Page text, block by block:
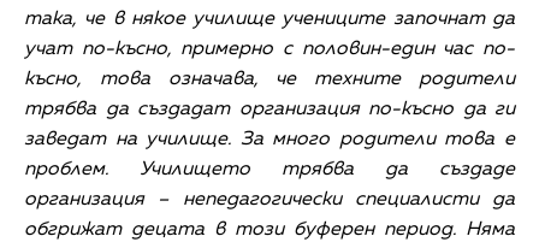
така, че в някое училище учениците започнат да
учат по-късно, примерно с половин-един час по-
късно, това означава, че техните родители
трябва да създадат организация по-късно да ги
заведат на училище. За много родители това е
проблем. Училището трябва да създаде
организация – непедагогически специалисти да
обгрижат децата в този буферен период. Няма